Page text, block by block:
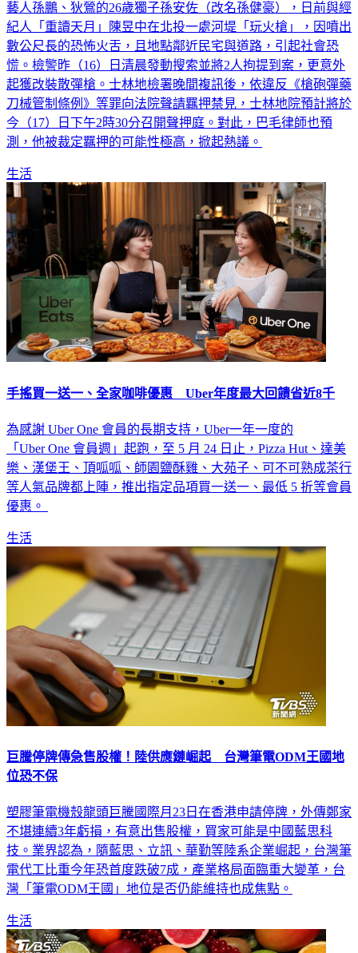
藝人孫鵬、狄鶯的26歲獨子孫安佐（改名孫健豪），日前與經
紀人「重讀天月」陳昱中在北投一處河堤「玩火槍」，因噴出
數公尺長的恐怖火舌，且地點鄰近民宅與道路，引起社會恐
慌。檢警昨（16）日清晨發動搜索並將2人拘提到案，更意外
起獲改裝散彈槍。士林地檢署晚間複訊後，依違反《槍砲彈藥
刀械管制條例》等罪向法院聲請羈押禁見，士林地院預計將於
今（17）日下午2時30分召開聲押庭。對此，巴毛律師也預
測，他被裁定羈押的可能性極高，掀起熱議。
生活
手搖買一送一、全家咖啡優惠 Uber年度最大回饋省近8千
為感謝 Uber One 會員的長期支持，Uber一年一度的
「Uber One 會員週」起跑，至 5 月 24 日止，Pizza Hut、達美
樂、漢堡王、頂呱呱、師園鹽酥雞、大苑子、可不可熟成茶行
等人氣品牌都上陣，推出指定品項買一送一、最低 5 折等會員
優惠。
生活
巨騰停牌傳急售股權！陸供應鏈崛起 台灣筆電ODM王國地
位恐不保
塑膠筆電機殼龍頭巨騰國際月23日在香港申請停牌，外傳鄭家
不堪連續3年虧損，有意出售股權，買家可能是中國藍思科
技。業界認為，隨藍思、立訊、華勤等陸系企業崛起，台灣筆
電代工比重今年恐首度跌破7成，產業格局面臨重大變革，台
灣「筆電ODM王國」地位是否仍能維持也成焦點。
生活